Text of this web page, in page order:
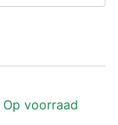
Op voorraad